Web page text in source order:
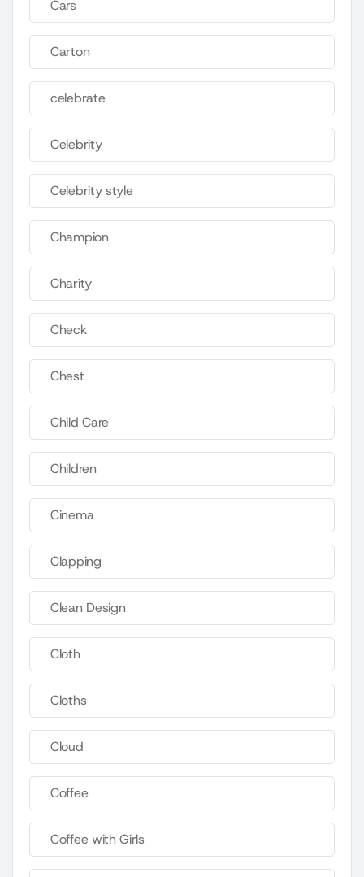
Cars
Carton
celebrate
Celebrity
Celebrity style
Champion
Charity
Check
Chest
Child Care
Children
Cinema
Clapping
Clean Design
Cloth
Cloths
Cloud
Coffee
Coffee with Girls